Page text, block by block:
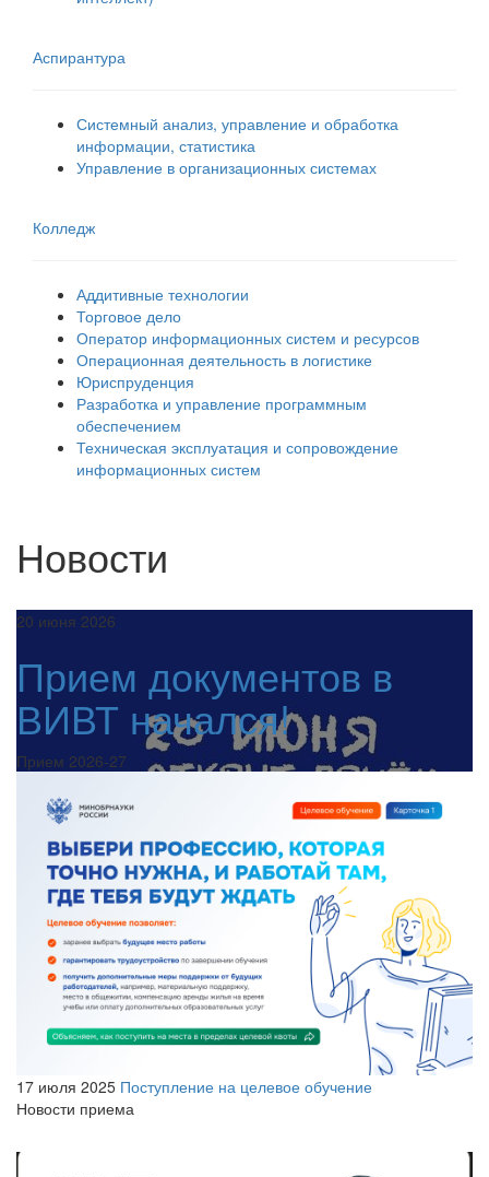
Аспирантура
Системный анализ, управление и обработка
информации, статистика
Управление в организационных системах
Колледж
Аддитивные технологии
Торговое дело
Оператор информационных систем и ресурсов
Операционная деятельность в логистике
Юриспруденция
Разработка и управление программным
обеспечением
Техническая эксплуатация и сопровождение
информационных систем
Новости
20 июня 2026
Прием документов в
ВИВТ начался!
Прием 2026-27
17 июля 2025 Поступление на целевое обучение
Новости приема